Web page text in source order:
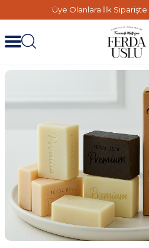
Üye Olanlara İlk Siparişte